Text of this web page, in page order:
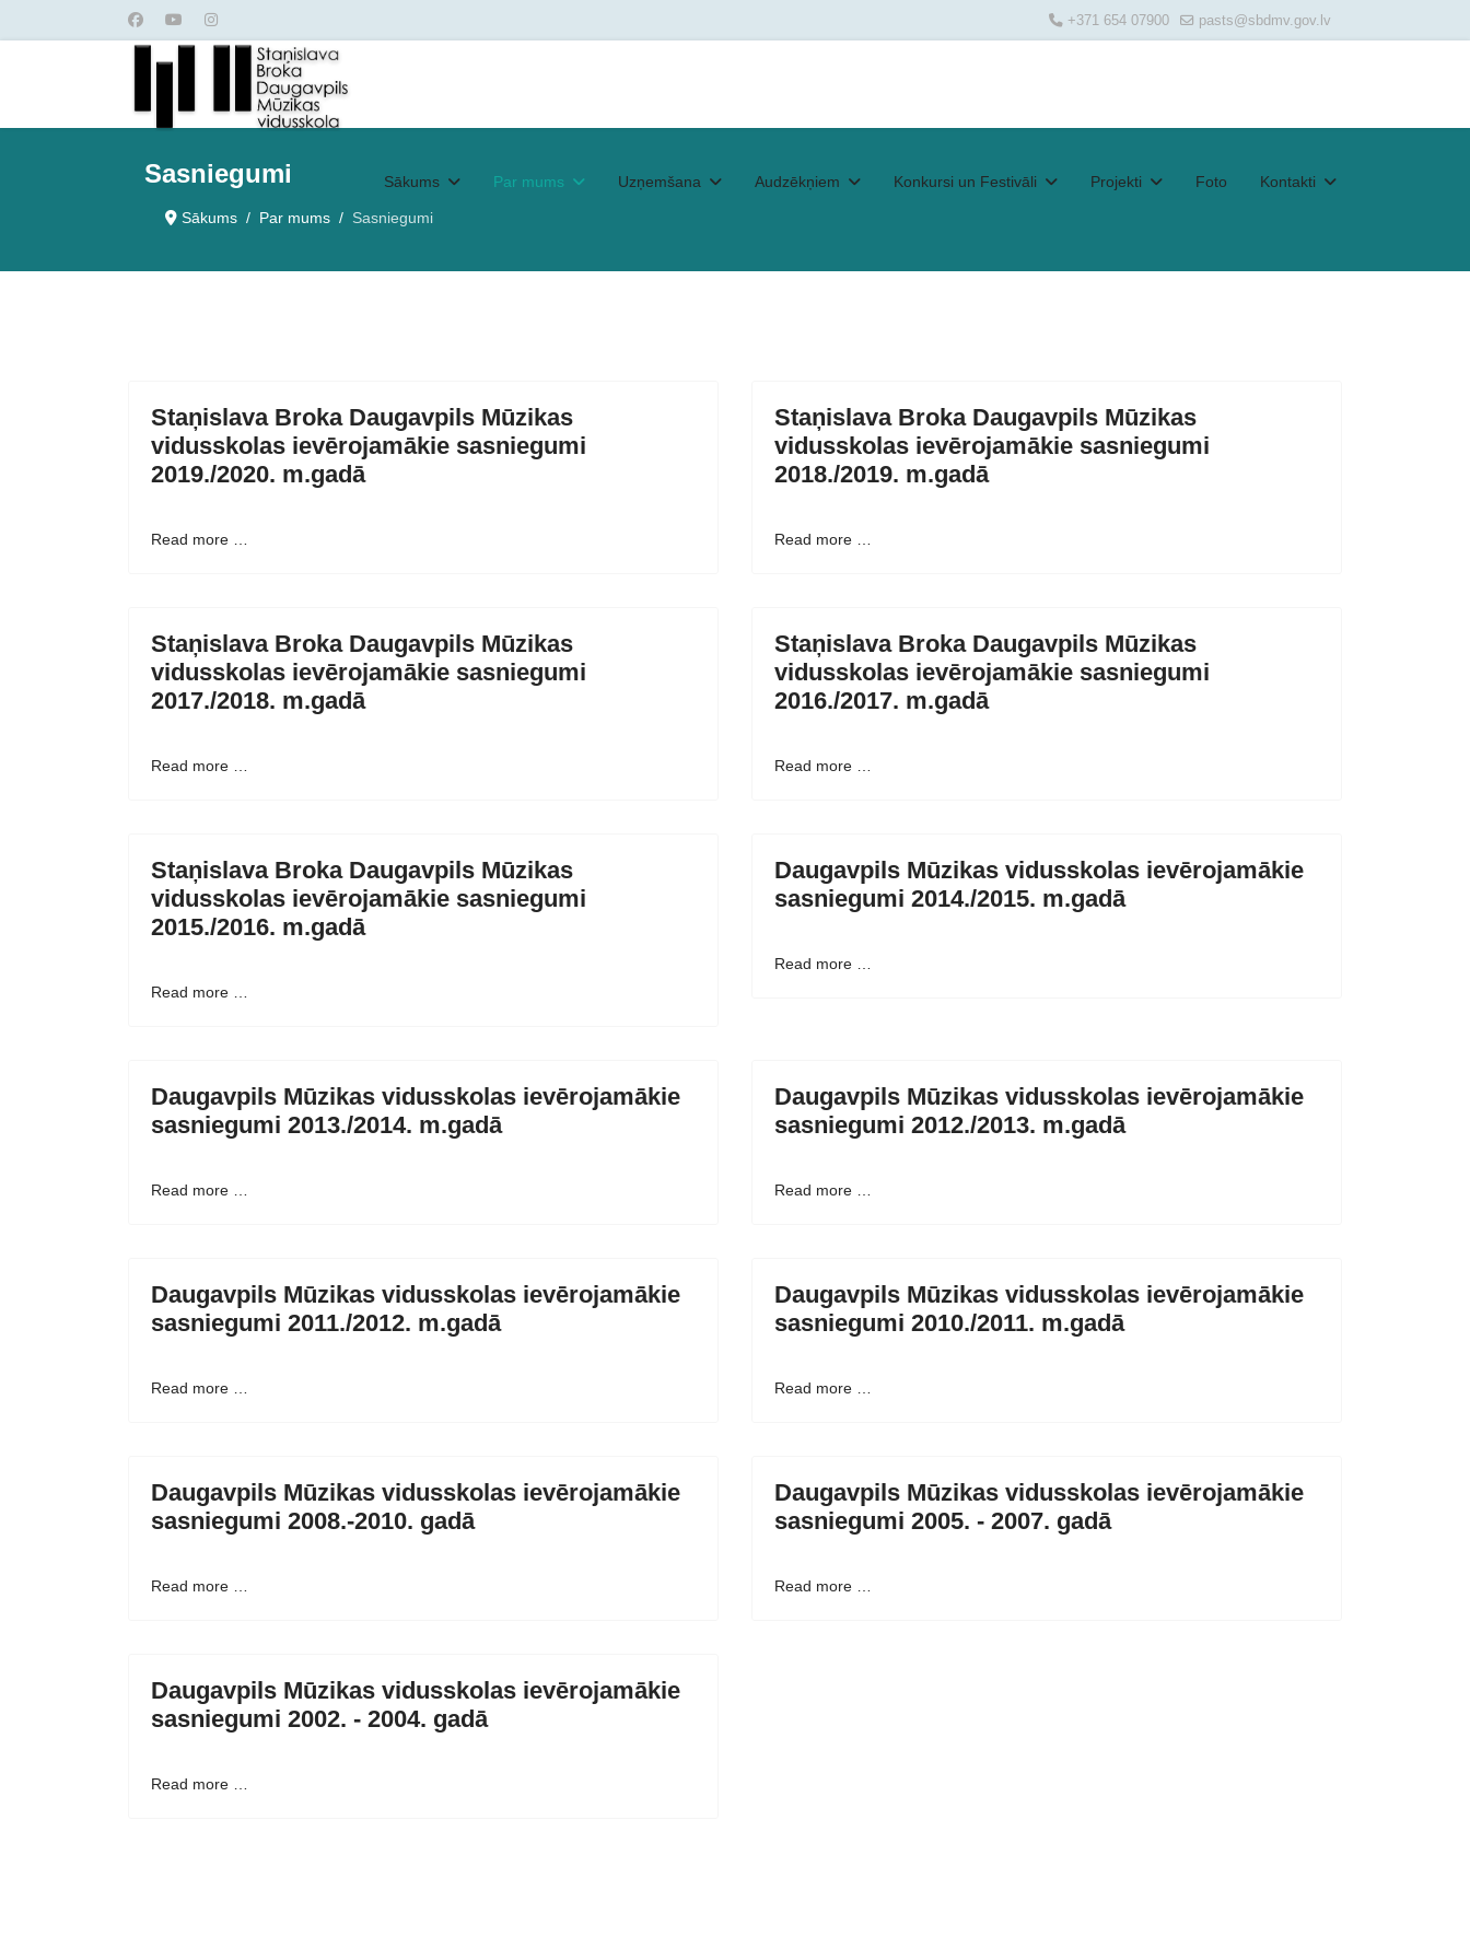
+371 654 07900 pasts@sbdmv.gov.lv
Sākums Par mums Uzņemšana Audzēkņiem Konkursi un Festivāli Projekti Foto Kontakti
Sasniegumi
Sākums Par mums Sasniegumi
Staņislava Broka Daugavpils Mūzikas
vidusskolas ievērojamākie sasniegumi
2019./2020. m.gadā
Read more …
Staņislava Broka Daugavpils Mūzikas
vidusskolas ievērojamākie sasniegumi
2018./2019. m.gadā
Read more …
Staņislava Broka Daugavpils Mūzikas
vidusskolas ievērojamākie sasniegumi
2017./2018. m.gadā
Read more …
Staņislava Broka Daugavpils Mūzikas
vidusskolas ievērojamākie sasniegumi
2016./2017. m.gadā
Read more …
Staņislava Broka Daugavpils Mūzikas
vidusskolas ievērojamākie sasniegumi
2015./2016. m.gadā
Read more …
Daugavpils Mūzikas vidusskolas ievērojamākie
sasniegumi 2014./2015. m.gadā
Read more …
Daugavpils Mūzikas vidusskolas ievērojamākie
sasniegumi 2013./2014. m.gadā
Read more …
Daugavpils Mūzikas vidusskolas ievērojamākie
sasniegumi 2012./2013. m.gadā
Read more …
Daugavpils Mūzikas vidusskolas ievērojamākie
sasniegumi 2011./2012. m.gadā
Read more …
Daugavpils Mūzikas vidusskolas ievērojamākie
sasniegumi 2010./2011. m.gadā
Read more …
Daugavpils Mūzikas vidusskolas ievērojamākie
sasniegumi 2008.-2010. gadā
Read more …
Daugavpils Mūzikas vidusskolas ievērojamākie
sasniegumi 2005. - 2007. gadā
Read more …
Daugavpils Mūzikas vidusskolas ievērojamākie
sasniegumi 2002. - 2004. gadā
Read more …